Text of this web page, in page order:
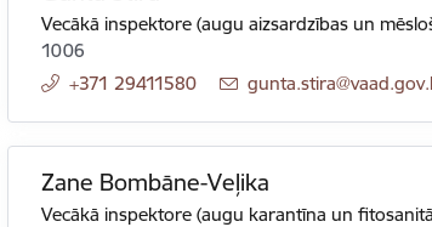
Vecākā inspektore (augu aizsardzības un
1006
+371 29411580
E-pasts:
Zane Bombāne-Veļika
Vecākā inspektore (augu karantīna un